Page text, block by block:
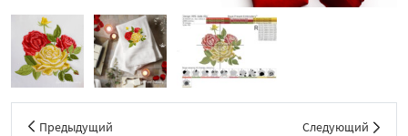
Предыдущий Следующий